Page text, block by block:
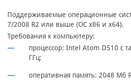
Поддерживаемые операционные
7/2008 R2 или выше (ОС х86 и x64).
Требования к компьютеру:
процессор: Intel Atom D510 с
ГГц;
оперативная память: 2048 Мб